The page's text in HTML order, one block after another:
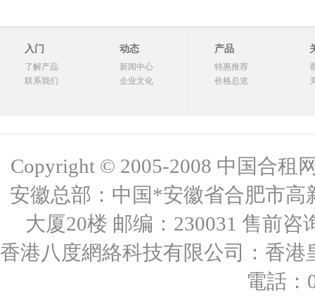
入门
了解产品
联系我们
动态
新闻中心
企业文化
产品
特惠推荐
价格总览
Copyright © 2005-2008 中国合租
安徽总部：中国*安徽省合肥市
大厦20楼 邮编：230031 售前咨
香港八度網絡科技有限公司：香
電話：